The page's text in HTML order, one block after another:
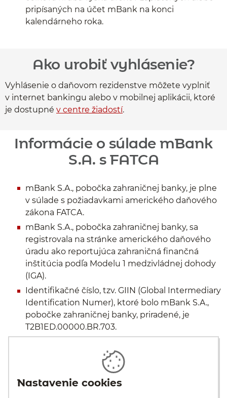
pripísaných na účet mBank na konci
kalendárneho roka.
Ako urobiť vyhlásenie?
Vyhlásenie o daňovom rezidenstve môžete vyplniť
v internet bankingu alebo v mobilnej aplikácii, ktoré
je dostupné v centre žiadostí.
Informácie o súlade mBank
S.A. s FATCA
mBank S.A., pobočka zahraničnej banky, je plne
v súlade s požiadavkami amerického daňového
zákona FATCA.
mBank S.A., pobočka zahraničnej banky, sa
registrovala na stránke amerického daňového
úradu ako reportujúca zahraničná finančná
inštitúcia podľa Modelu 1 medzivládnej dohody
(IGA).
Identifikačné číslo, tzv. GIIN (Global Intermediary
Identification Numer), ktoré bolo mBank S.A.,
pobočke zahraničnej banky, priradené, je
T2B1ED.00000.BR.703.
Užitočné odkazy